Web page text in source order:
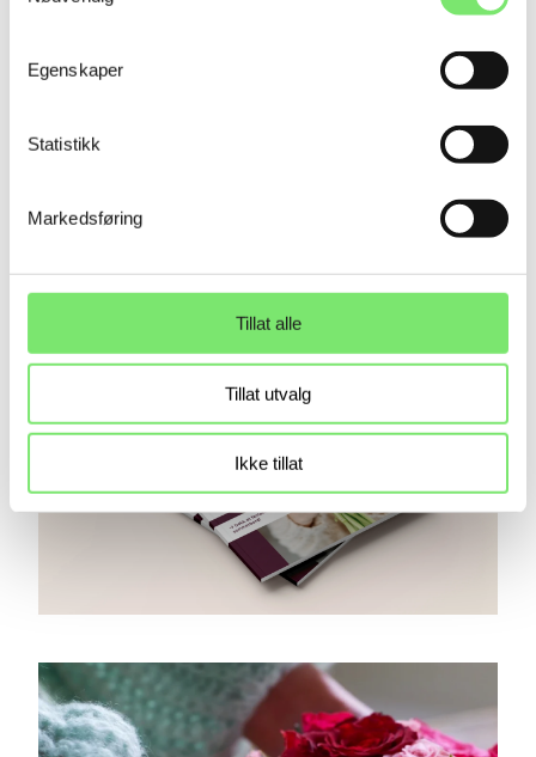
Egenskaper
Statistikk
Markedsføring
Tillat alle
Tillat utvalg
Ikke tillat